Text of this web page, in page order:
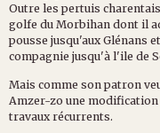
Outre les pertuis
golfe du Morbihan dont il
pousse jusqu'aux Glénans
compagnie jusqu'à l'ile de
Mais comme son patron
Amzer-zo une
travaux récurrents.